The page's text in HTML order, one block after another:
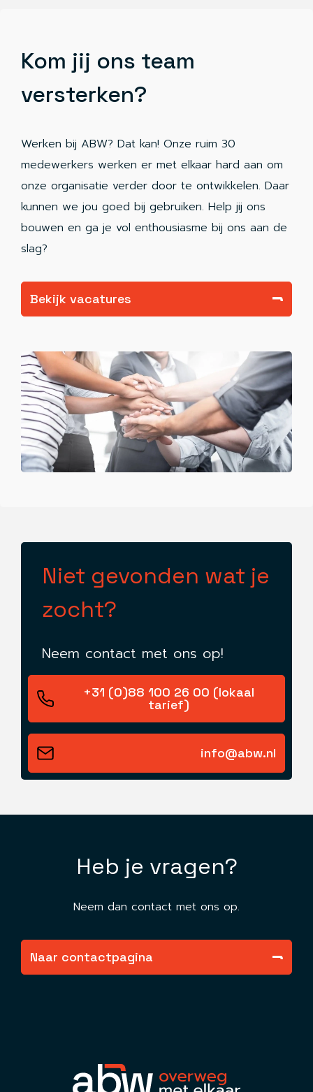
Kom jij ons team
versterken?
Werken bij ABW? Dat kan! Onze ruim 30
medewerkers werken er met elkaar hard aan om
onze organisatie verder door te ontwikkelen. Daar
kunnen we jou goed bij gebruiken. Help jij ons
bouwen en ga je vol enthousiasme bij ons aan de
slag?
Bekijk vacatures
Niet gevonden wat je
zocht?
Neem contact met ons op!
+31 (0)88 100 26 00 (lokaal
tarief)
info@abw.nl
Heb je vragen?
Neem dan contact met ons op.
Naar contactpagina